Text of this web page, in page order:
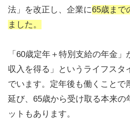
法」を改正し、企業に65歳まで
ました。
「60歳定年＋特別支給の年金
収入を得る」というライフスタ
でいます。定年後も働くことで
延び、65歳から受け取る本来の
ットもあります。